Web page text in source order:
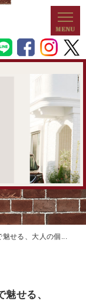
魅せる、大人の個...
せる、